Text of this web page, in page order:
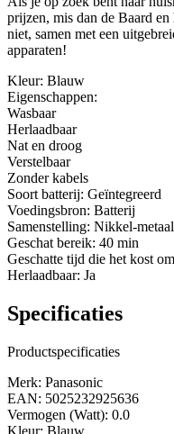
prijzen, mis dan de Baard
niet, samen met een
apparaten!
Kleur: Blauw
Eigenschappen:
Wasbaar
Herlaadbaar
Nat en droog
Verstelbaar
Zonder kabels
Soort batterij: Geïntegreerd
Voedingsbron: Batterij
Samenstelling: Nikkel-
Geschat bereik: 40 min
Geschatte tijd die het kost
Herlaadbaar: Ja
Specificaties
Productspecificaties
Merk: Panasonic
EAN: 5025232925636
Vermogen (Watt): 0.0
Kleur: Blauw